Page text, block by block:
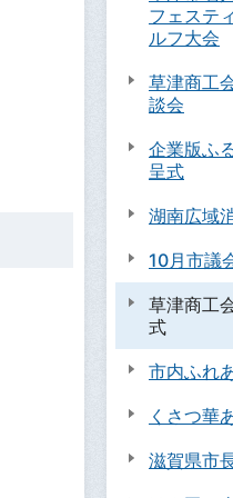
フェステ
ルフ大会
草津商工
談会
企業版ふ
呈式
湖南広域
10月市議
草津商工
式
市内ふれ
くさつ華
滋賀県市